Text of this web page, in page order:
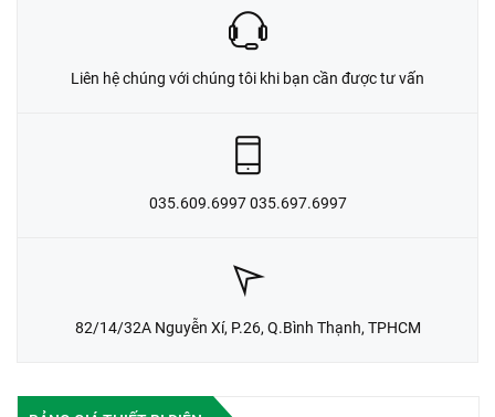
Liên hệ chúng với chúng tôi khi bạn cần được tư vấn
035.609.6997 035.697.6997
82/14/32A Nguyễn Xí, P.26, Q.Bình Thạnh, TPHCM